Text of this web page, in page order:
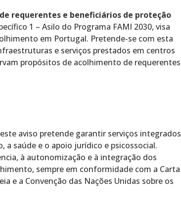
requerentes e beneficiários de proteção
1 – Asilo do Programa FAMI 2030, visa
em Portugal. Pretende-se com esta
e serviços prestados em centros
propósitos de acolhimento de requerentes
aviso pretende garantir serviços integrados
a saúde e o apoio jurídico e psicossocial.
à autonomização e à integração dos
sempre em conformidade com a Carta
e a Convenção das Nações Unidas sobre os